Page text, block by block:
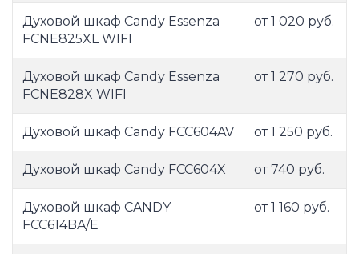
Духовой шкаф Candy Essenza
FCNE825XL WIFI
от 1 020 руб.
Духовой шкаф Candy Essenza
FCNE828X WIFI
от 1 270 руб.
Духовой шкаф Candy FCC604AV от 1 250 руб.
Духовой шкаф Candy FCC604X от 740 руб.
Духовой шкаф CANDY
FCC614BA/E
от 1 160 руб.